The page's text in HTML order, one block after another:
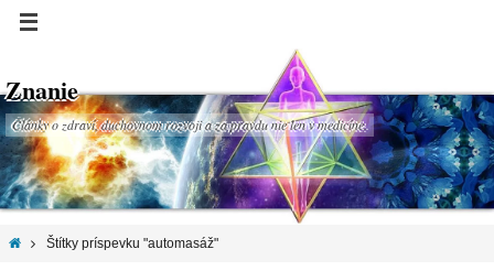
Znanie
Články o zdraví, duchovnom rozvoji a za pravdu nie len v medicíne.
Štítky príspevku "automasáž"